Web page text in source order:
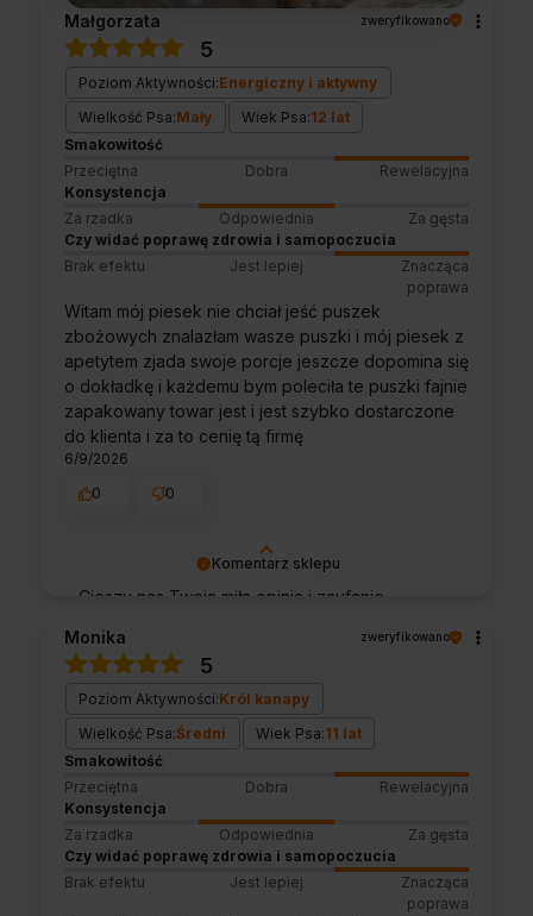
Komentarz sklepu
Cieszy nas Twoja miła opinia i zaufanie.
klientów jak Ty. Z pozdrowieniami, obsługa
sklepu.
Małgorzata zweryfikowano
5
Poziom Aktywności:Energiczny i aktywny
Wielkość Psa:Mały Wiek Psa:12 lat
Smakowitość
Przeciętna
Dobra
Rewelacyjna
Konsystencja
Za rzadka
Odpowiednia
Za gęsta
Czy widać poprawę zdrowia i samopoczucia
Brak efektu
Jest lepiej
Znacząca
poprawa
Witam mój piesek nie chciał jeść puszek
zbożowych znalazłam wasze puszki i mój piesek z
apetytem zjada swoje porcje jeszcze dopomina się
o dokładkę i każdemu bym poleciła te puszki fajnie
zapakowany towar jest i jest szybko dostarczone
do klienta i za to cenię tą firmę
6/9/2026
0
0
Monika zweryfikowano
5
Poziom Aktywności:Król kanapy
Wielkość Psa:Średni Wiek Psa:11 lat
Smakowitość
Przeciętna
Dobra
Rewelacyjna
Konsystencja
Za rzadka
Odpowiednia
Za gęsta
Czy widać poprawę zdrowia i samopoczucia
Brak efektu
Jest lepiej
Znacząca
poprawa